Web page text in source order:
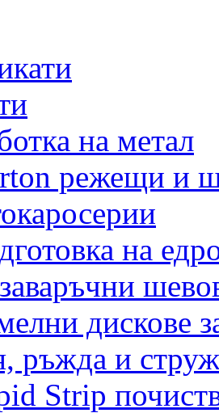
на метал
режещи и
на
дискове
ръжда и
Strip